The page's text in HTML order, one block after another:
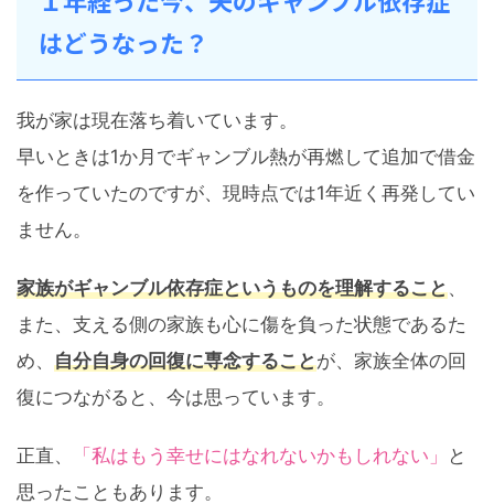
はどうなった？
我が家は現在落ち着いています。
早いときは1か月でギャンブル熱が再燃して追加で借金
を作っていたのですが、現時点では1年近く再発してい
ません。
家族がギャンブル依存症というものを理解すること、
また、支える側の家族も心に傷を負った状態であるた
め、 自分自身の回復に専念することが、家族全体の回
復につながると、今は思っています。
正直、 「私はもう幸せにはなれないかもしれない」
と
思ったこともあります。